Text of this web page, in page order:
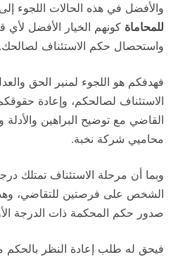
والأفضل في هذه الحالات اللجوء
للمحاماة كونهم الخيار الأفضل لأي
واستحصال حكم الاستئناف لصالحك.
فهدفكم هو اللجوء لمنير الحق
الاستئناف لصالحكم، وإعادة
القاضي مع توضيح البراهين والأدلة
محاميي شركة نخبة.
وبما أن مرحلة الاستئناف تمتلك
الشخص على فرصتين للتقاضي،
صدور حكم المحكمة ذات الدرجة
فيحق له طلب إعادة النظر بالحكم